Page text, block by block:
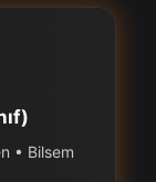
• Bilsem